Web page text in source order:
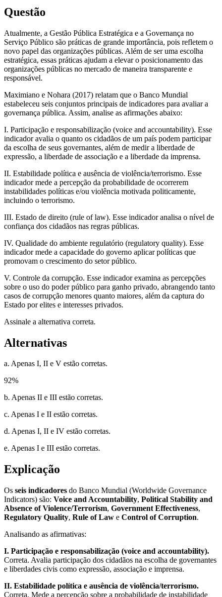
Questão
Atualmente, a Gestão Pública Estratégica e a Governança no
Serviço Público são práticas de grande importância, pois refletem o
novo papel das organizações públicas. Além de ser uma escolha
estratégica, essas práticas ajudam a elevar o posicionamento das
organizações públicas no mercado de maneira transparente e
responsável.
Maximiano e Nohara (2017) relatam que o Banco Mundial
estabeleceu seis conjuntos principais de indicadores para avaliar a
governança pública. Assim, analise as afirmações abaixo:
I. Participação e responsabilização (voice and accountability). Esse
indicador avalia o quanto os cidadãos de um país podem participar
da escolha de seus governantes, além de medir a liberdade de
expressão, a liberdade de associação e a liberdade da imprensa.
II. Estabilidade política e ausência de violência/terrorismo. Esse
indicador mede a percepção da probabilidade de ocorrerem
instabilidades políticas e/ou violência motivada politicamente,
incluindo o terrorismo.
III. Estado de direito (rule of law). Esse indicador analisa o nível de
confiança dos cidadãos nas regras públicas.
IV. Qualidade do ambiente regulatório (regulatory quality). Esse
indicador mede a capacidade do governo aplicar políticas que
promovam o crescimento do setor público.
V. Controle da corrupção. Esse indicador examina as percepções
sobre o uso do poder público para ganho privado, abrangendo tanto
casos de corrupção menores quanto maiores, além da captura do
Estado por elites e interesses privados.
Assinale a alternativa correta.
Alternativas
a. Apenas I, II e V estão corretas.
92%
b. Apenas II e III estão corretas.
c. Apenas I e II estão corretas.
d. Apenas I, II e IV estão corretas.
e. Apenas I e III estão corretas.
Explicação
Os seis indicadores do Banco Mundial (Worldwide Governance
Indicators) são: Voice and Accountability, Political Stability and
Absence of Violence/Terrorism, Government Effectiveness,
Regulatory Quality, Rule of Law e Control of Corruption.
Analisando as afirmativas:
I. Participação e responsabilização (voice and accountability).
Correta. Avalia participação dos cidadãos na escolha de governantes
e liberdades civis como expressão, associação e imprensa.
II. Estabilidade política e ausência de violência/terrorismo.
Correta. Mede a percepção sobre a probabilidade de instabilidade